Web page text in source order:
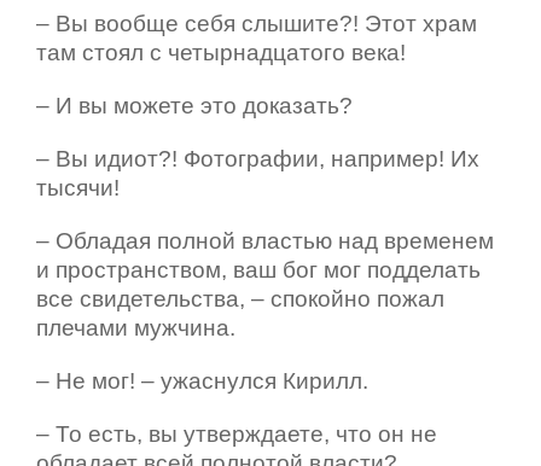
– Вы вообще себя слышите?! Этот храм
там стоял с четырнадцатого века!
– И вы можете это доказать?
– Вы идиот?! Фотографии, например! Их
тысячи!
– Обладая полной властью над временем
и пространством, ваш бог мог подделать
все свидетельства, – спокойно пожал
плечами мужчина.
– Не мог! – ужаснулся Кирилл.
– То есть, вы утверждаете, что он не